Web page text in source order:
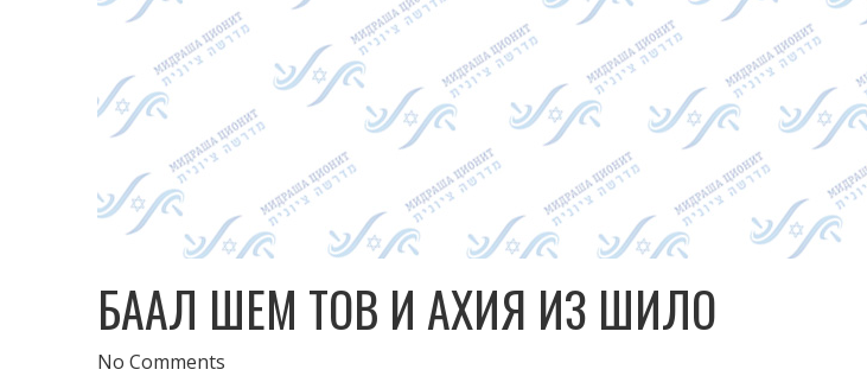
БААЛ ШЕМ ТОВ И АХИЯ ИЗ ШИЛО
No Comments